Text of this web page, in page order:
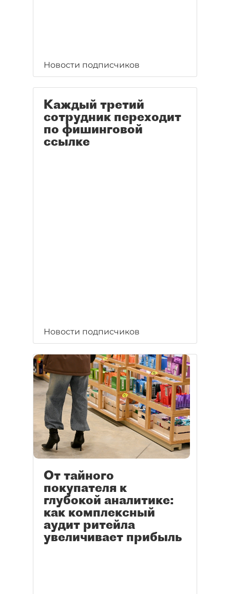
Новости подписчиков
Каждый третий
сотрудник переходит
по фишинговой
ссылке
Новости подписчиков
От тайного
покупателя к
глубокой аналитике:
как комплексный
аудит ритейла
увеличивает прибыль